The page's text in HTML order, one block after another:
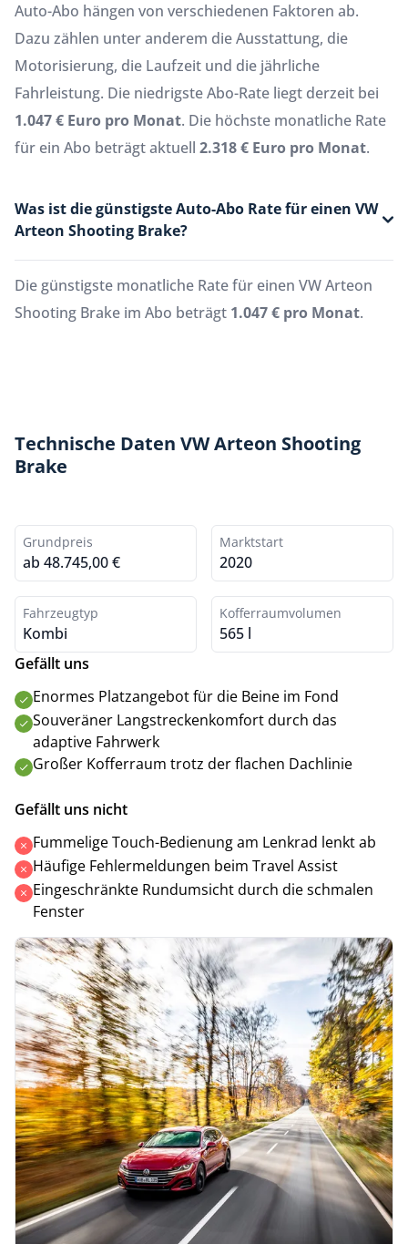
Auto-Abo hängen von verschiedenen Faktoren ab.
Dazu zählen unter anderem die Ausstattung, die
Motorisierung, die Laufzeit und die jährliche
Fahrleistung. Die niedrigste Abo-Rate liegt derzeit bei
1.047 € Euro pro Monat. Die höchste monatliche Rate
für ein Abo beträgt aktuell 2.318 € Euro pro Monat.
Was ist die günstigste Auto-Abo Rate für einen VW
Arteon Shooting Brake?
Die günstigste monatliche Rate für einen VW Arteon
Shooting Brake im Abo beträgt 1.047 € pro Monat.
Technische Daten VW Arteon Shooting
Brake
Grundpreis
ab 48.745,00 €
Marktstart
2020
Fahrzeugtyp
Kombi
Kofferraumvolumen
565 l
Gefällt uns
Enormes Platzangebot für die Beine im Fond
Souveräner Langstreckenkomfort durch das
adaptive Fahrwerk
Großer Kofferraum trotz der flachen Dachlinie
Gefällt uns nicht
Fummelige Touch-Bedienung am Lenkrad lenkt ab
Häufige Fehlermeldungen beim Travel Assist
Eingeschränkte Rundumsicht durch die schmalen
Fenster